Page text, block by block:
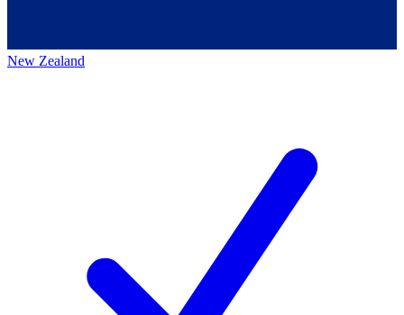
New Zealand